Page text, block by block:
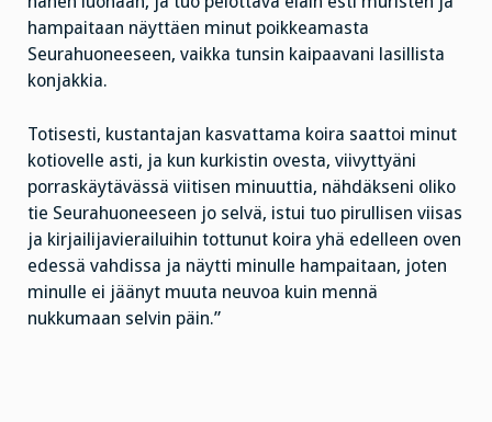
hampaitaan näyttäen minut poikkeamasta
Seurahuoneeseen, vaikka tunsin kaipaavani lasillista
konjakkia.
Totisesti, kustantajan kasvattama koira saattoi minut
kotiovelle asti, ja kun kurkistin ovesta, viivyttyäni
porraskäytävässä viitisen minuuttia, nähdäkseni oliko
tie Seurahuoneeseen jo selvä, istui tuo pirullisen viisas
ja kirjailijavierailuihin tottunut koira yhä edelleen oven
edessä vahdissa ja näytti minulle hampaitaan, joten
minulle ei jäänyt muuta neuvoa kuin mennä
nukkumaan selvin päin.”